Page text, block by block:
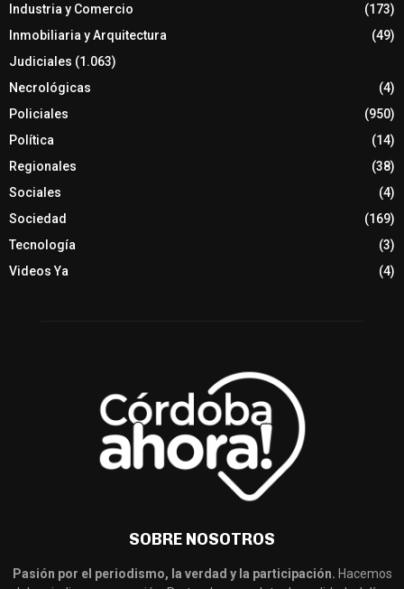
Industria y Comercio
(173)
Inmobiliaria y Arquitectura
(49)
Judiciales (1.063)
Necrológicas
(4)
Policiales
(950)
Política
(14)
Regionales
(38)
Sociales
(4)
Sociedad
(169)
Tecnología
(3)
Videos Ya
(4)
SOBRE NOSOTROS
Pasión por el periodismo, la verdad y la participación. Hacemos